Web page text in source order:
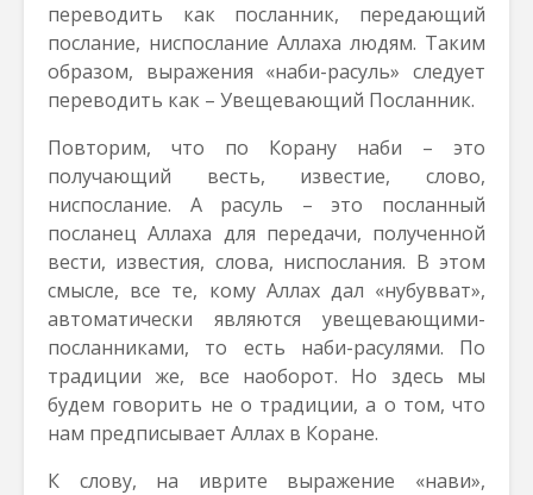
переводить как посланник, передающий
послание, ниспослание Аллаха людям. Таким
образом, выражения «наби-расуль» следует
переводить как – Увещевающий Посланник.
Повторим, что по Корану наби – это
получающий весть, известие, слово,
ниспослание. А расуль – это посланный
посланец Аллаха для передачи, полученной
вести, известия, слова, ниспослания. В этом
смысле, все те, кому Аллах дал «нубувват»,
автоматически являются увещевающими-
посланниками, то есть наби-расулями. По
традиции же, все наоборот. Но здесь мы
будем говорить не о традиции, а о том, что
нам предписывает Аллах в Коране.
К слову, на иврите выражение «нави»,